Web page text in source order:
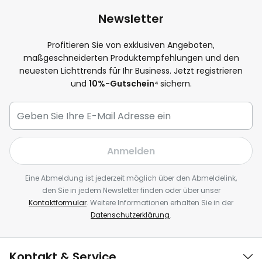
Newsletter
Profitieren Sie von exklusiven Angeboten,
maßgeschneiderten Produktempfehlungen und den
neuesten Lichttrends für Ihr Business. Jetzt registrieren
und 10%-Gutschein⁴ sichern.
Anmelden
Eine Abmeldung ist jederzeit möglich über den Abmeldelink,
den Sie in jedem Newsletter finden oder über unser
Kontaktformular. Weitere Informationen erhalten Sie in der
Datenschutzerklärung.